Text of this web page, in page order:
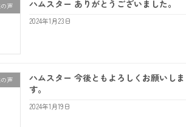
声 ハムスター ありがとうございました。
2024年1月23日
声
ハムスター 今後ともよろしくお願いしま
す。
2024年1月19日